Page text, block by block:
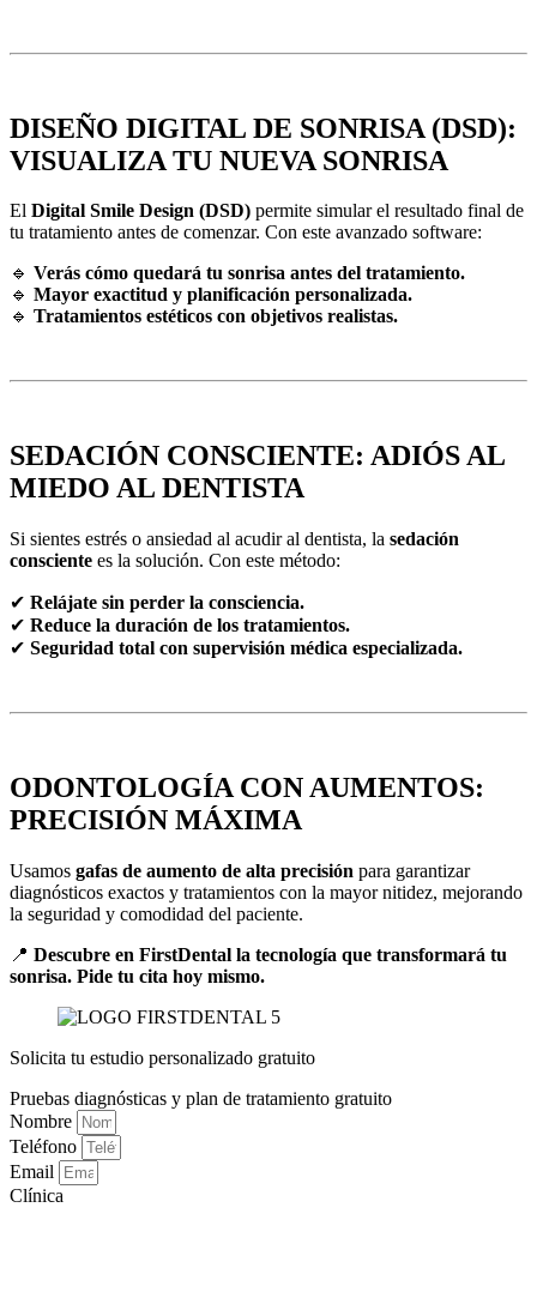
DISEÑO DIGITAL DE SONRISA (DSD):
VISUALIZA TU NUEVA SONRISA
El Digital Smile Design (DSD) permite simular el resultado final de
tu tratamiento antes de comenzar. Con este avanzado software:
🔹 Verás cómo quedará tu sonrisa antes del tratamiento.
🔹 Mayor exactitud y planificación personalizada.
🔹 Tratamientos estéticos con objetivos realistas.
SEDACIÓN CONSCIENTE: ADIÓS AL
MIEDO AL DENTISTA
Si sientes estrés o ansiedad al acudir al dentista, la sedación
consciente es la solución. Con este método:
✔ Relájate sin perder la consciencia.
✔ Reduce la duración de los tratamientos.
✔ Seguridad total con supervisión médica especializada.
ODONTOLOGÍA CON AUMENTOS:
PRECISIÓN MÁXIMA
Usamos gafas de aumento de alta precisión para garantizar
diagnósticos exactos y tratamientos con la mayor nitidez, mejorando
la seguridad y comodidad del paciente.
📍 Descubre en FirstDental la tecnología que transformará tu
sonrisa. Pide tu cita hoy mismo.
Solicita tu estudio personalizado gratuito
Pruebas diagnósticas y plan de tratamiento gratuito
Nombre
Teléfono
Email
Clínica